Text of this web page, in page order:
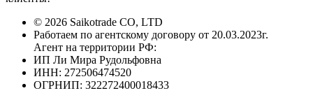
© 2026 Saikotrade CO, LTD
Работаем по агентскому договору от 20.03.2023г.
Агент на территории РФ:
ИП Ли Мира Рудольфовна
ИНН: 272506474520
ОГРНИП: 322272400018433